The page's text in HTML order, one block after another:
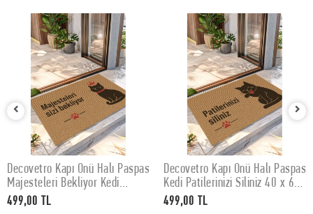
SEPETE EKLE
Decovetro Kapı Önü Halı Paspas
Majesteleri Bekliyor Kedi
Baskılı 40 x 60 Cm
499,00 TL
SEPETE EKLE
Decovetro Kapı Önü Halı Paspas
Kedi Patilerinizi Siliniz 40 x 60
Cm
499,00 TL